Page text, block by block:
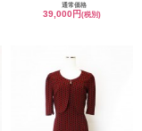
通常価格
39,000円(税別)